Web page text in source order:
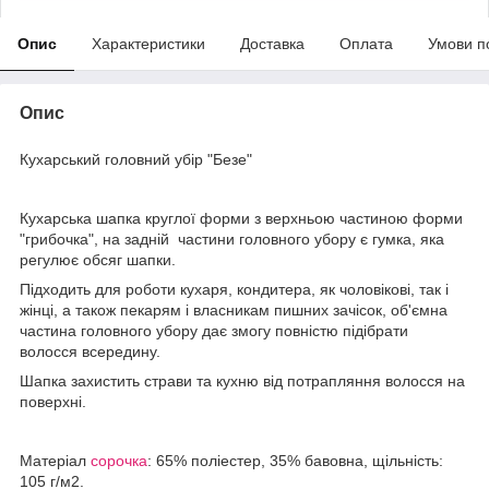
Опис Характеристики Доставка Оплата Умови
Опис
Кухарський головний убір "Безе"
Кухарська шапка круглої форми з верхньою частиною форми
"грибочка", на задній частини головного убору є гумка, яка
регулює обсяг шапки.
Підходить для роботи кухаря, кондитера, як чоловікові, так і
жінці, а також пекарям і власникам пишних зачісок, об'ємна
частина головного убору дає змогу повністю підібрати
волосся всередину.
Шапка захистить страви та кухню від потрапляння волосся на
поверхні.
Матеріал сорочка: 65% поліестер, 35% бавовна, щільність:
105 г/м2.